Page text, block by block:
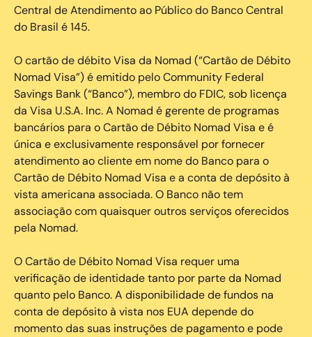
Central de Atendimento ao Público do Banco Central
do Brasil é 145.
O cartão de débito Visa da Nomad (“Cartão de Débito
Nomad Visa”) é emitido pelo Community Federal
Savings Bank (“Banco”), membro do FDIC, sob licença
da Visa U.S.A. Inc. A Nomad é gerente de programas
bancários para o Cartão de Débito Nomad Visa e é
única e exclusivamente responsável por fornecer
atendimento ao cliente em nome do Banco para o
Cartão de Débito Nomad Visa e a conta de depósito à
vista americana associada. O Banco não tem
associação com quaisquer outros serviços oferecidos
pela Nomad.
O Cartão de Débito Nomad Visa requer uma
verificação de identidade tanto por parte da Nomad
quanto pelo Banco. A disponibilidade de fundos na
conta de depósito à vista nos EUA depende do
momento das suas instruções de pagamento e pode